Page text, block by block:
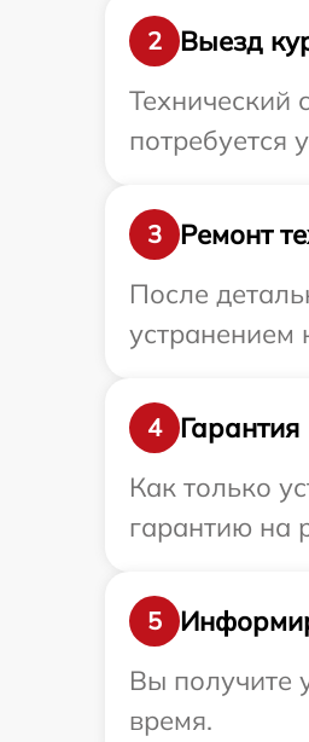
2
Выезд
Технический
потребуется
3
Ремонт
После
устранением
4
Гарантия
Как только
гарантию на
5
Вы получите
время.